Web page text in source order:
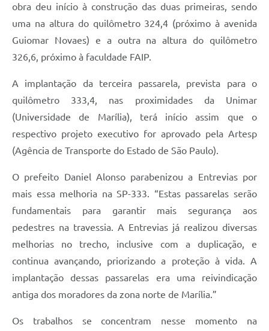
obra deu início à construção das duas primeiras, sendo
uma na altura do quilômetro 324,4 (próximo à avenida
Guiomar Novaes) e a outra na altura do quilômetro
326,6, próximo à faculdade FAIP.
A implantação da terceira passarela, prevista para o
quilômetro 333,4, nas proximidades da Unimar
(Universidade de Marília), terá início assim que o
respectivo projeto executivo for aprovado pela Artesp
(Agência de Transporte do Estado de São Paulo).
O prefeito Daniel Alonso parabenizou a Entrevias por
mais essa melhoria na SP-333. “Estas passarelas serão
fundamentais para garantir mais segurança aos
pedestres na travessia. A Entrevias já realizou diversas
melhorias no trecho, inclusive com a duplicação, e
continua avançando, priorizando a proteção à vida. A
implantação dessas passarelas era uma reivindicação
antiga dos moradores da zona norte de Marília.”
Os trabalhos se concentram nesse momento na